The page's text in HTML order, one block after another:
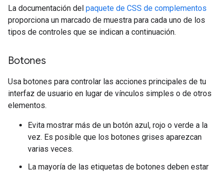
La documentación del paquete de CSS de complementos
proporciona un marcado de muestra para cada uno de los
tipos de controles que se indican a continuación.
Botones
Usa botones para controlar las acciones principales de tu
interfaz de usuario en lugar de vínculos simples o de otros
elementos.
Evita mostrar más de un botón azul, rojo o verde a la
vez. Es posible que los botones grises aparezcan
varias veces.
La mayoría de las etiquetas de botones deben estar